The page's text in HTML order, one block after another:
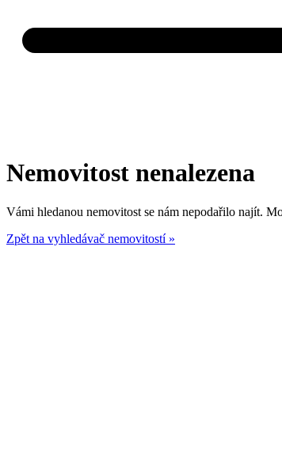
Nemovitost nenalezena
Vámi hledanou nemovitost se nám nepodařilo najít.
Zpět na vyhledávač nemovitostí »